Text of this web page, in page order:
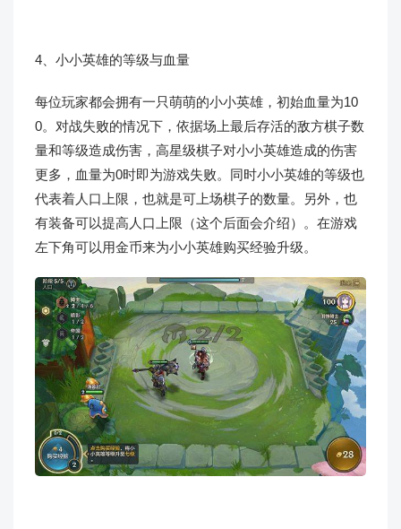
4、小小英雄的等级与血量
每位玩家都会拥有一只萌萌的小小英雄，初始血量为10
0。对战失败的情况下，依据场上最后存活的敌方棋子数
量和等级造成伤害，高星级棋子对小小英雄造成的伤害
更多，血量为0时即为游戏失败。同时小小英雄的等级也
代表着人口上限，也就是可上场棋子的数量。另外，也
有装备可以提高人口上限（这个后面会介绍）。在游戏
左下角可以用金币来为小小英雄购买经验升级。